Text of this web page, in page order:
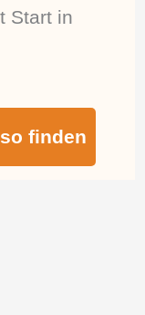
Start in
finden